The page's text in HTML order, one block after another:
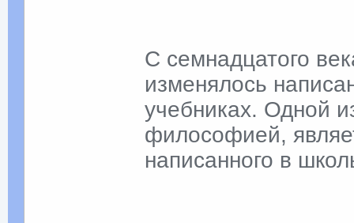
С семнадцатого
изменялось
учебниках. Одной
философией,
написанного в